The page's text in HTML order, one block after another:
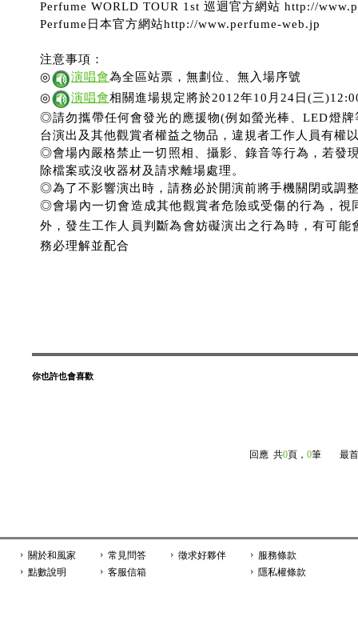
Perfume WORLD TOUR 1st 巡迴官方網站 http://
Perfume日本官方網站http://www.perfume-web.jp
注意事項：
◎
演唱會為全區站票，無劃位、無入場序號
◎
演唱會相關進場規定將於2012年10月24日(三
◎請勿攜帶任何會發光的應援物(例如螢光棒、LED燈
台演出及其他觀賞者權益之物品，違規者工作人員有權
◎會場內嚴格禁止一切照相、攝影、錄音等行為，若發
除檔案或沒收器材及請求離場處理。
◎為了不影響演出時，請務必於開演前將手機關閉或調
◎會場內一切會造成其他觀賞者危險或受傷的行為，視
外，發生工作人員判斷為會妨礙演出之行為時，有可能
務必理解並配合
你也許也會喜歡
回應共0頁，0筆 最
關於和風家
點數說明
常見問答
客服信箱
徵求好夥伴
服務條款
隱私權條款